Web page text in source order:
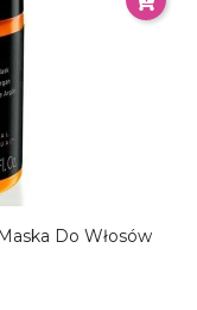
Do Włosów